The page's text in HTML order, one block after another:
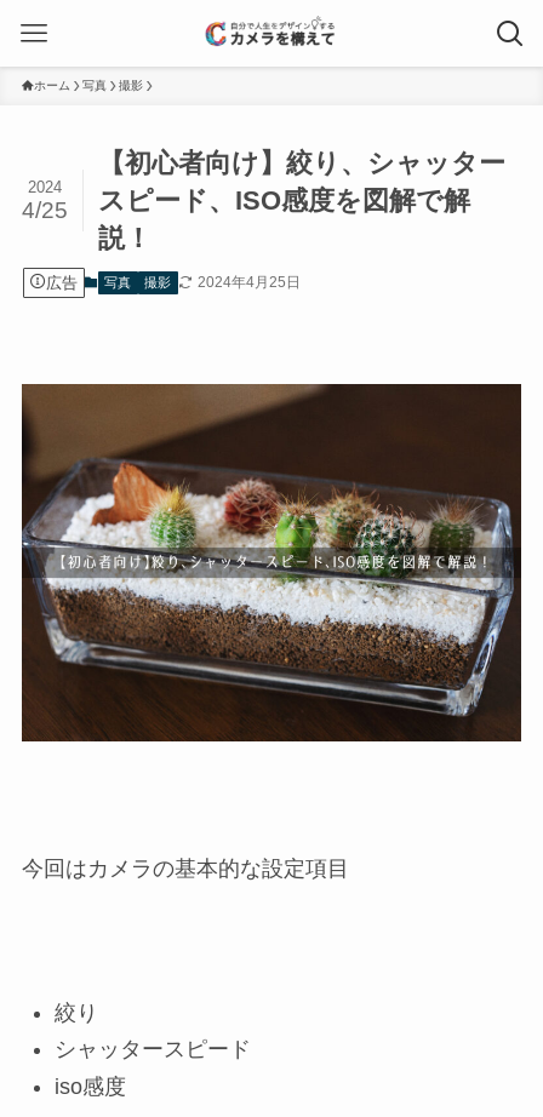
ホーム 写真 撮影
【初心者向け】絞り、シャッター
スピード、ISO感度を図解で解
説！
2024
4/25
広告 写真 撮影 2024年4月25日
今回はカメラの基本的な設定項目
絞り
シャッタースピード
iso感度